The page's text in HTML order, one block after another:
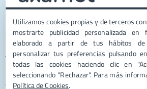
de backup
de seguridad: ¿quieres
Todos los servidores VPS especializados,
para WordPress, incluyen nuestro
automatizadoconcopias de seguridad
Utilizamos cookies propias y de terceros
mostrarte publicidad personalizada
elaborado a partir de tus hábitos de
personalizar tus preferencias pulsando
todas las cookies haciendo clic en
seleccionando "Rechazar". Para más
Política de Cookies.